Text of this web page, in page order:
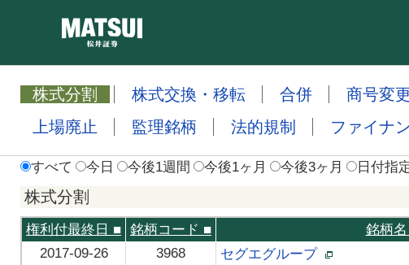
株式分割 株式交換・移転 合併 商号変
上場廃止
監理銘柄 法的規制 ファイナ
すべて 今日 今後1週間 今後1ヶ月 今後3ヶ月 日付指
株式分割
権利付最終日 ■ 銘柄コード ■ 銘柄名
2017-09-26
3968 セグエグループ